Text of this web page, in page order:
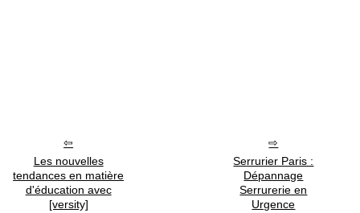
Les nouvelles
tendances en matière
d'éducation avec
[versity]
Serrurier Paris :
Dépannage
Serrurerie en
Urgence